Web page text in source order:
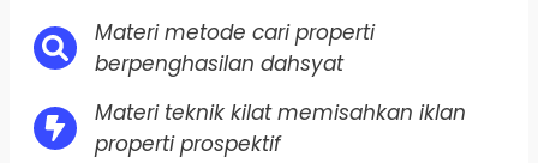
Materi metode cari properti
berpenghasilan dahsyat
Materi teknik kilat memisahkan iklan
properti prospektif